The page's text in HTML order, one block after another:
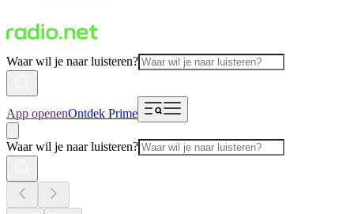
Waar wil je naar luisteren?
App openenOntdek Prime
Waar wil je naar luisteren?